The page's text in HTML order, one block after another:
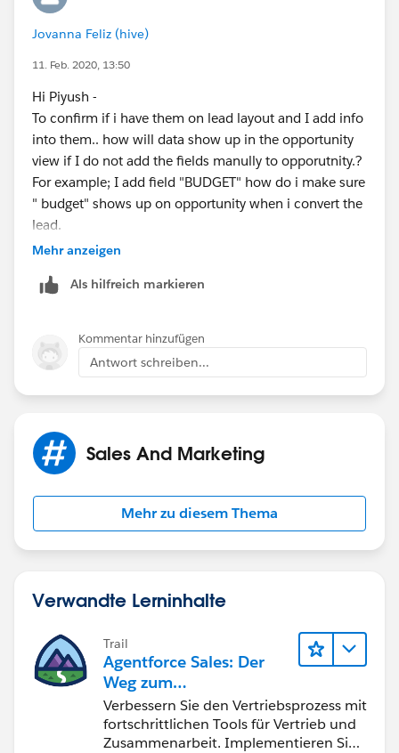
Jovanna Feliz (hive)
11. Feb. 2020, 13:50
Hi Piyush -
To confirm if i have them on lead layout and I add info
into them.. how will data show up in the opportunity
view if I do not add the fields manully to opporutnity.?
For example; I add field "BUDGET" how do i make sure
" budget" shows up on opportunity when i convert the
lead.
Thanks
Mehr anzeigen
Als hilfreich markieren
Kommentar hinzufügen
Antwort schreiben...
Sales And Marketing
Mehr zu diesem Thema
Verwandte Lerninhalte
Trail
Agentforce Sales: Der
Weg zum
Vertriebsspezialisten
Verbessern Sie den Vertriebsprozess mit
fortschrittlichen Tools für Vertrieb und
Zusammenarbeit. Implementieren Sie